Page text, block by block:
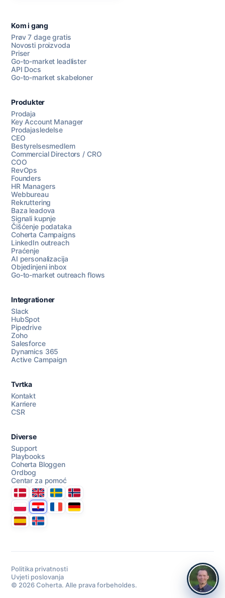
Razgovarajte s nama
Kom i gang
Prøv 7 dage gratis
Novosti proizvoda
Priser
Go-to-market leadlister
API Docs
Go-to-market skabeloner
Produkter
Prodaja
Key Account Manager
Prodajasledelse
CEO
Bestyrelsesmedlem
Commercial Directors / CRO
COO
RevOps
Founders
HR Managers
Webbureau
Rekruttering
Baza leadova
Signali kupnje
Čišćenje podataka
Coherta Campaigns
LinkedIn outreach
Praćenje
AI personalizacija
Objedinjeni inbox
Go-to-market outreach flows
Integrationer
Slack
HubSpot
Pipedrive
Zoho
Salesforce
Dynamics 365
Active Campaign
Tvrtka
Kontakt
Karriere
CSR
Diverse
Support
Playbooks
Coherta Bloggen
Ordbog
Centar za pomoć
DanmarkUnited Kingdom
SverigeNorge
PolskaHrvatskaFranceDeutschland
EspanaÍsland
Politika privatnosti
Uvjeti poslovanja
© 2026 Coherta. Alle prava forbeholdes.